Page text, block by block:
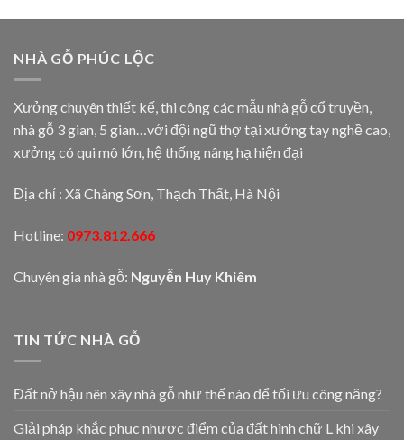
NHÀ GỖ PHÚC LỘC
Xưởng chuyên thiết kế, thi công các mẫu nhà gỗ cổ truyền,
nhà gỗ 3 gian, 5 gian…với đội ngũ thợ tại xưởng tay nghề cao,
xưởng có qui mô lớn, hệ thống nâng hạ hiện đại
Địa chỉ : Xã Chàng Sơn, Thạch Thất, Hà Nội
Hotline: 0973.812.666
Chuyên gia nhà gỗ: Nguyễn Huy Khiêm
TIN TỨC NHÀ GỖ
Đất nở hậu nên xây nhà gỗ như thế nào để tối ưu công năng?
Giải pháp khắc phục nhược điểm của đất hình chữ L khi xây